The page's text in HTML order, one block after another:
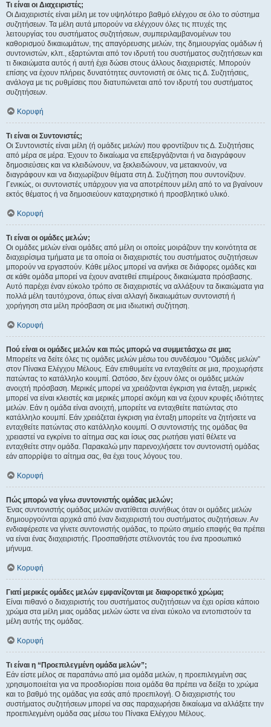
Τι είναι οι Διαχειριστές;
Οι Διαχειριστές είναι μέλη με τον υψηλότερο βαθμό ελέγχου σε όλο το σύστημα
συζητήσεων. Τα μέλη αυτά μπορούν να ελέγχουν όλες τις πτυχές της
λειτουργίας του συστήματος συζητήσεων, συμπεριλαμβανομένων του
καθορισμού δικαιωμάτων, της απαγόρευσης μελών, της δημιουργίας ομάδων ή
συντονιστών, κλπ., εξαρτώνται από τον ιδρυτή του συστήματος συζητήσεων και
τι δικαιώματα αυτός ή αυτή έχει δώσει στους άλλους διαχειριστές. Μπορούν
επίσης να έχουν πλήρεις δυνατότητες συντονιστή σε όλες τις Δ. Συζητήσεις,
ανάλογα με τις ρυθμίσεις που διατυπώνεται από τον ιδρυτή του συστήματος
συζητήσεων.
Κορυφή
Τι είναι οι Συντονιστές;
Οι Συντονιστές είναι μέλη (ή ομάδες μελών) που φροντίζουν τις Δ. Συζητήσεις
από μέρα σε μέρα. Έχουν το δικαίωμα να επεξεργάζονται ή να διαγράφουν
δημοσιεύσεις και να κλειδώνουν, να ξεκλειδώνουν, να μετακινούν, να
διαγράφουν και να διαχωρίζουν θέματα στη Δ. Συζήτηση που συντονίζουν.
Γενικώς, οι συντονιστές υπάρχουν για να αποτρέπουν μέλη από το να βγαίνουν
εκτός θέματος ή να δημοσιεύουν καταχρηστικό ή προσβλητικό υλικό.
Κορυφή
Τι είναι οι ομάδες μελών;
Οι ομάδες μελών είναι ομάδες από μέλη οι οποίες μοιράζουν την κοινότητα σε
διαχειρίσιμα τμήματα με τα οποία οι διαχειριστές του συστήματος συζητήσεων
μπορούν να εργαστούν. Κάθε μέλος μπορεί να ανήκει σε διάφορες ομάδες και
σε κάθε ομάδα μπορεί να έχουν ανατεθεί επιμέρους δικαιώματα πρόσβασης.
Αυτό παρέχει έναν εύκολο τρόπο σε διαχειριστές να αλλάξουν τα δικαιώματα για
πολλά μέλη ταυτόχρονα, όπως είναι αλλαγή δικαιωμάτων συντονιστή ή
χορήγηση στα μέλη πρόσβαση σε μια ιδιωτική συζήτηση.
Κορυφή
Πού είναι οι ομάδες μελών και πώς μπορώ να συμμετάσχω σε μια;
Μπορείτε να δείτε όλες τις ομάδες μελών μέσω του συνδέσμου “Ομάδες μελών”
στον Πίνακα Ελέγχου Μέλους. Εάν επιθυμείτε να ενταχθείτε σε μια, προχωρήστε
πατώντας το κατάλληλο κουμπί. Ωστόσο, δεν έχουν όλες οι ομάδες μελών
ανοιχτή πρόσβαση. Μερικές μπορεί να χρειάζονται έγκριση για ένταξη, μερικές
μπορεί να είναι κλειστές και μερικές μπορεί ακόμη και να έχουν κρυφές ιδιότητες
μελών. Εάν η ομάδα είναι ανοιχτή, μπορείτε να ενταχθείτε πατώντας στο
κατάλληλο κουμπί. Εάν χρειάζεται έγκριση για ένταξη μπορείτε να ζητήσετε να
ενταχθείτε πατώντας στο κατάλληλο κουμπί. Ο συντονιστής της ομάδας θα
χρειαστεί να εγκρίνει το αίτημα σας και ίσως σας ρωτήσει γιατί θέλετε να
ενταχθείτε στην ομάδα. Παρακαλώ μην παρενοχλήσετε τον συντονιστή ομάδας
εάν απορρίψει το αίτημα σας, θα έχει τους λόγους του.
Κορυφή
Πώς μπορώ να γίνω συντονιστής ομάδας μελών;
Ένας συντονιστής ομάδας μελών ανατίθεται συνήθως όταν οι ομάδες μελών
δημιουργούνται αρχικά από έναν διαχειριστή του συστήματος συζητήσεων. Αν
ενδιαφέρεστε να γίνετε συντονιστής ομάδας, το πρώτο σημείο επαφής θα πρέπει
να είναι ένας διαχειριστής. Προσπαθήστε στέλνοντάς του ένα προσωπικό
μήνυμα.
Κορυφή
Γιατί μερικές ομάδες μελών εμφανίζονται με διαφορετικό χρώμα;
Είναι πιθανό ο διαχειριστής του συστήματος συζητήσεων να έχει ορίσει κάποιο
χρώμα στα μέλη μιας ομάδας μελών ώστε να είναι εύκολο να εντοπιστούν τα
μέλη αυτής της ομάδας.
Κορυφή
Τι είναι η “Προεπιλεγμένη ομάδα μελών”;
Εάν είστε μέλος σε παραπάνω από μια ομάδα μελών, η προεπιλεγμένη σας
χρησιμοποιείται για να προσδιορίσει ποια ομάδα θα πρέπει να δείξει το χρώμα
και το βαθμό της ομάδας για εσάς από προεπιλογή. Ο διαχειριστής του
συστήματος συζητήσεων μπορεί να σας παραχωρήσει δικαίωμα να αλλάξετε την
προεπιλεγμένη ομάδα σας μέσω του Πίνακα Ελέγχου Μέλους.